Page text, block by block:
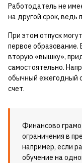
Работодатель не
на другой срок, ведь
При этом отпуск
первое образование.
вторую «вышку»,
самостоятельно.
обычный ежегодный
счет.
Финансово
ограничения в
например, если
обучение на